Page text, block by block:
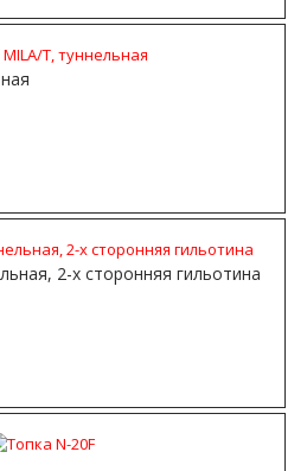
2-х сторонняя гильотина